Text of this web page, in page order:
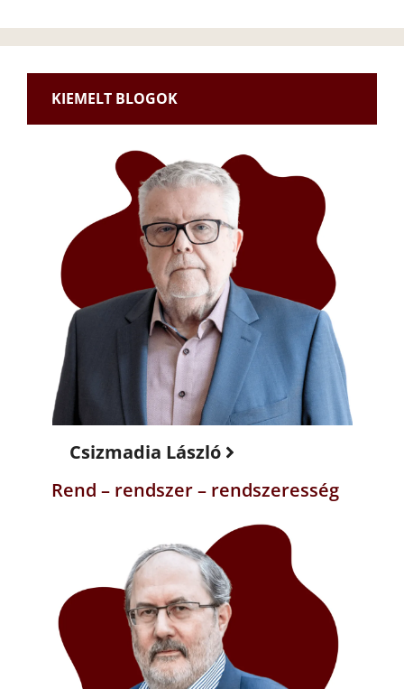
KIEMELT BLOGOK
Csizmadia László
Rend – rendszer – rendszeresség